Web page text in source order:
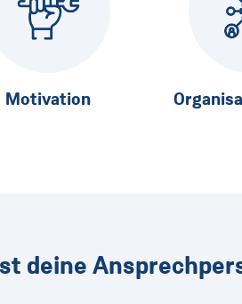
Motivation
deine